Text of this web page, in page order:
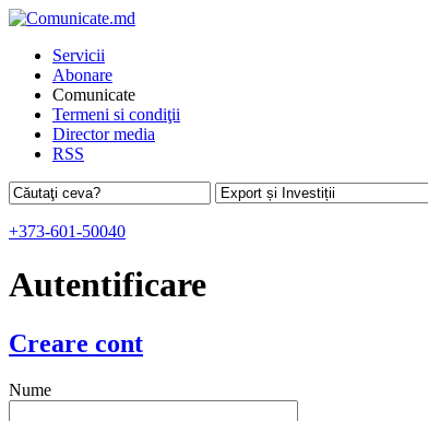
Servicii
Abonare
Comunicate
Termeni si condiţii
Director media
RSS
+373-601-50040
Autentificare
Creare cont
Nume